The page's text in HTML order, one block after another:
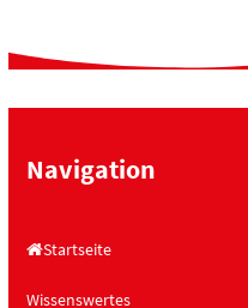
Navigation
Startseite
Wissenswertes